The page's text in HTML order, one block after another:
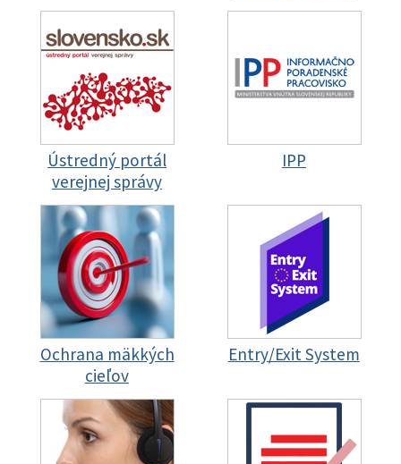
Ústredný portál
verejnej správy
IPP
Ochrana mäkkých
cieľov
Entry/Exit System